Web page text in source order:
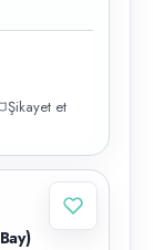
Şikayet et